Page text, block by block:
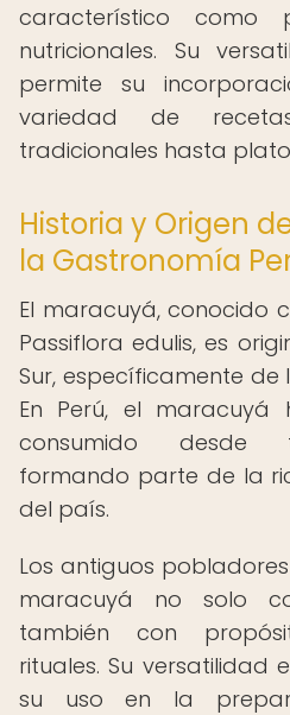
característico como
nutricionales. Su
permite su
variedad de
tradicionales hasta
Historia y Origen
la Gastronomía
El maracuyá, conocido
Passiflora edulis, es
Sur, específicamente
En Perú, el
consumido desde
formando parte de la
del país.
Los antiguos
maracuyá no solo
también con
rituales. Su versatilidad
su uso en la